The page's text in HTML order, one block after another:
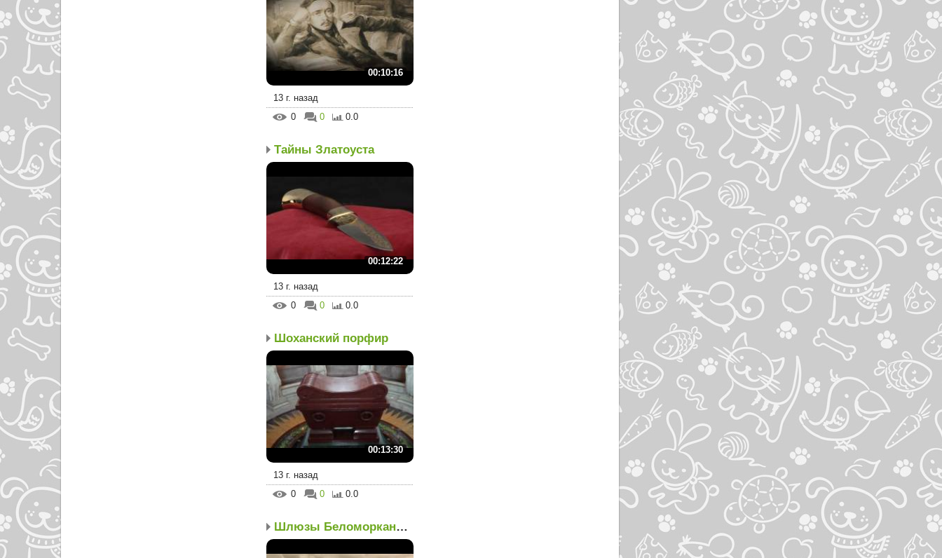
00:10:16
13 г. назад
0
0 0.0
Тайны Златоуста
00:12:22
13 г. назад
0
0 0.0
Шоханский порфир
00:13:30
13 г. назад
0
0 0.0
Шлюзы Беломорканала